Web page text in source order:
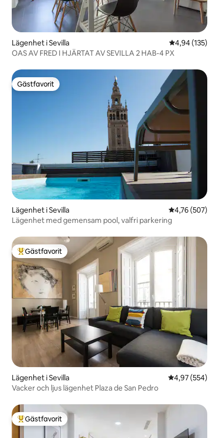
Lägenhet i Sevilla 4,94 av 5 i
4,94 (135)
OAS AV FRED I HJÄRTAT AV SEVILLA 2 HAB-4 PX
Gästfavorit
Gästfavorit
Lägenhet i Sevilla 4,76 av 5 i
4,76 (507)
Lägenhet med gemensam pool, valfri parkering
Populär gästfavorit
Gästfavorit
Lägenhet i Sevilla 4,97 av 5 i
4,97 (554)
Vacker och ljus lägenhet Plaza de San Pedro
Populär gästfavorit
Gästfavorit